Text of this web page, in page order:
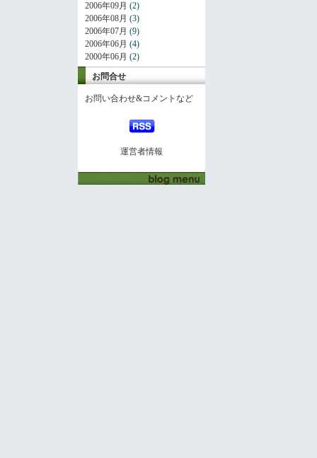
2006年09月 (2)
2006年08月 (3)
2006年07月 (9)
2006年06月 (4)
2000年06月 (2)
お問合せ
お問い合わせ&コメントなど
運営者情報